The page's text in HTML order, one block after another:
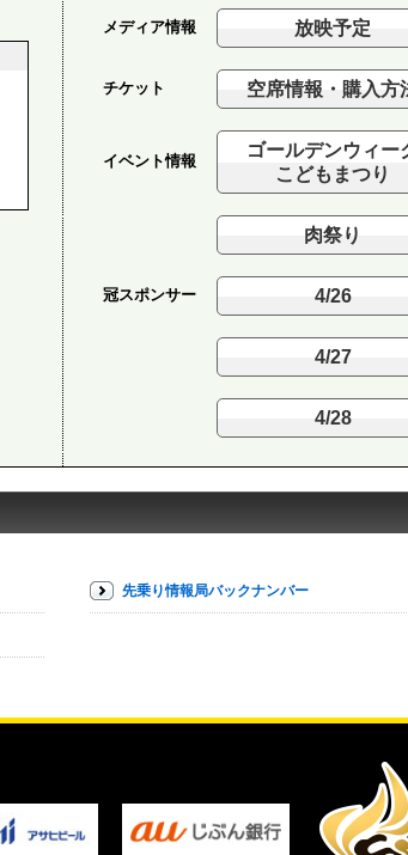
メディア情報 放映予定
チケット 空席情報・購入方
イベント情報
ゴールデンウィー
こどもまつり
肉祭り
冠スポンサー 4/26
4/27
4/28
先乗り情報局バックナンバー